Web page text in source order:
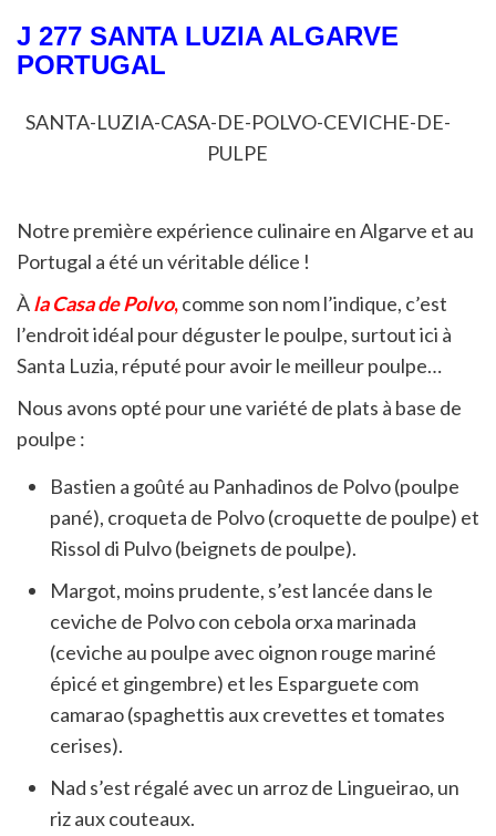
J 277 SANTA LUZIA ALGARVE
PORTUGAL
SANTA-LUZIA-CASA-DE-POLVO-CEVICHE-DE-
PULPE
Notre première expérience culinaire en Algarve et au
Portugal a été un véritable délice !
Àla Casa de Polvo,comme son nom l’indique, c’est
l’endroit idéal pour déguster le poulpe, surtout ici à
Santa Luzia, réputé pour avoir le meilleur poulpe…
Nous avons opté pour une variété de plats à base de
poulpe :
Bastien a goûté au Panhadinos de Polvo (poulpe
pané), croqueta de Polvo (croquette de poulpe) et
Rissol di Pulvo (beignets de poulpe).
Margot, moins prudente, s’est lancée dans le
ceviche de Polvo con cebola orxa marinada
(ceviche au poulpe avec oignon rouge mariné
épicé et gingembre) et les Esparguete com
camarao (spaghettis aux crevettes et tomates
cerises).
Nad s’est régalé avec un arroz de Lingueirao, un
riz aux couteaux.